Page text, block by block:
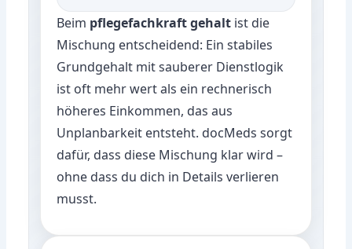
Beim pflegefachkraft gehalt ist die
Mischung entscheidend: Ein stabiles
Grundgehalt mit sauberer Dienstlogik
ist oft mehr wert als ein rechnerisch
höheres Einkommen, das aus
Unplanbarkeit entsteht. docMeds sorgt
dafür, dass diese Mischung klar wird –
ohne dass du dich in Details verlieren
musst.